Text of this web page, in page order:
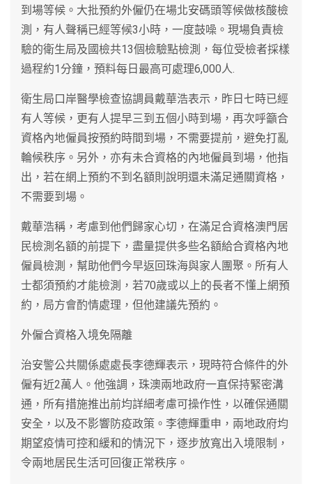
到場等候。大批預約外僱仍在場北安碼頭等候做核酸檢
測，有人聲稱已經等候3小時，一度鼓噪。現場負責檢
驗的衛生局及國檢共13個檢驗點檢測，每位受檢者採樣
過程約1分鐘，預料每日最高可處理6,000人.
衛生局口岸醫學檢查協調員戴華浩表示，昨日七時已經
有人等候，更有人提早三到五個小時到場，再次呼籲合
資格內地僱員按預約時間到場，不需要提前，避免打亂
輪候秩序。另外，亦有未合資格的內地僱員到場，他指
出，若在網上預約不到名額則說明還未滿足通關資格，
不需要到場。
戴華浩稱，考慮到他們歸家心切，在滿足合資格澳門居
民檢測名額的前提下，盡量提供多些名額給合資格內地
僱員檢測，幫助他們今早返回珠海與家人團聚。所有人
士都須預約才能檢測，若70歲或以上的長者不懂上網預
約，局方會酌情處理，但他建議先預約。
外僱合資格入境免隔離
治安警公共關係處處長李德輝表示，現時符合條件的外
僱有近2萬人。他強調，珠澳兩地政府一直保持緊密溝
通，所有措施推出前均詳細考慮可操作性，以確保通關
安全，以及不影響防疫政策。李德輝重申，兩地政府均
期望疫情可控和緩和的情況下，逐步放寬出入境限制，
令兩地居民生活可回復正常秩序。